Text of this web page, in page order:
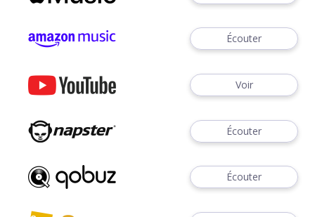
Écouter
Voir
Écouter
Écouter